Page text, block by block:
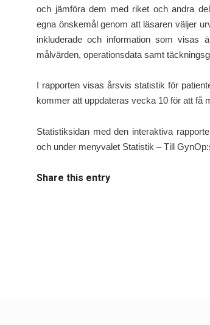
och jämföra dem med riket och andra
egna önskemål genom att läsaren väljer
inkluderade och information som visas
målvärden, operationsdata samt
I rapporten visas årsvis statistik för
kommer att uppdateras vecka 10 för att få
Statistiksidan med den interaktiva
och under menyvalet Statistik – Till
Share this entry